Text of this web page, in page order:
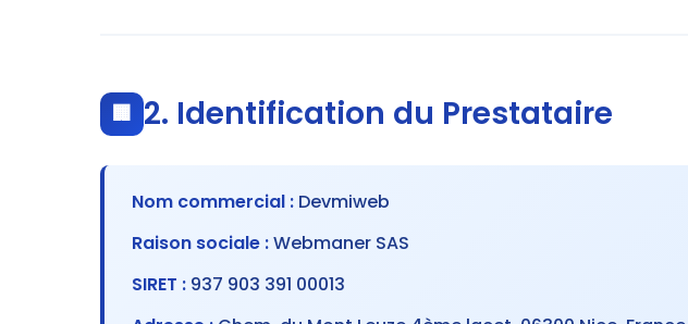
🏢 2. Identification du Prestataire
Nom commercial : Devmiweb
Raison sociale :Webmaner SAS
SIRET : 937 903 391 00013